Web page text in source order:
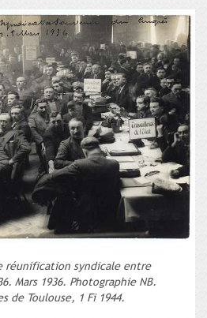
réunification syndicale entre
Mars 1936. Photographie NB.
de Toulouse, 1 Fi 1944.